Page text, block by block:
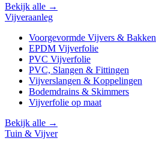
Bekijk alle →
Vijveraanleg
Voorgevormde Vijvers & Bakken
EPDM Vijverfolie
PVC Vijverfolie
PVC, Slangen & Fittingen
Vijverslangen & Koppelingen
Bodemdrains & Skimmers
Vijverfolie op maat
Bekijk alle →
Tuin & Vijver